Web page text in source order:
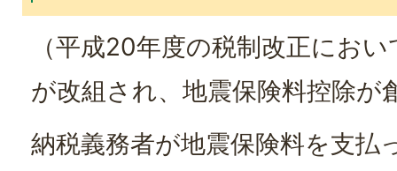
（平成20年度の税制改正にお
が改組され、地震保険料控除が
納税義務者が地震保険料を支払